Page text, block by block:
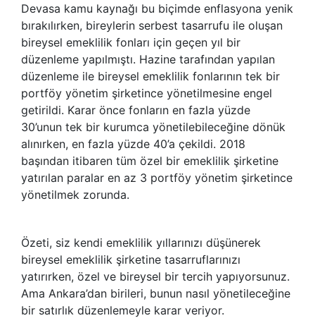
Devasa kamu kaynağı bu biçimde enflasyona yenik
bırakılırken, bireylerin serbest tasarrufu ile oluşan
bireysel emeklilik fonları için geçen yıl bir
düzenleme yapılmıştı. Hazine tarafından yapılan
düzenleme ile bireysel emeklilik fonlarının tek bir
portföy yönetim şirketince yönetilmesine engel
getirildi. Karar önce fonların en fazla yüzde
30’unun tek bir kurumca yönetilebileceğine dönük
alınırken, en fazla yüzde 40’a çekildi. 2018
başından itibaren tüm özel bir emeklilik şirketine
yatırılan paralar en az 3 portföy yönetim şirketince
yönetilmek zorunda.
Özeti, siz kendi emeklilik yıllarınızı düşünerek
bireysel emeklilik şirketine tasarruflarınızı
yatırırken, özel ve bireysel bir tercih yapıyorsunuz.
Ama Ankara’dan birileri, bunun nasıl yönetileceğine
bir satırlık düzenlemeyle karar veriyor.